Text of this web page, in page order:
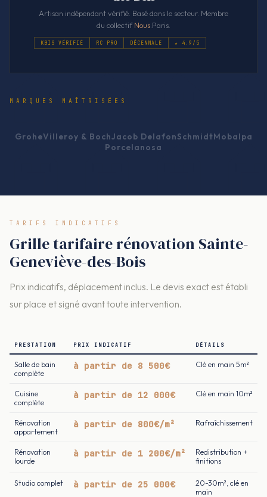
Artisan indépendant vérifié. Basé dans le secteur. Membre
du collectifNous .Paris.
KBIS VÉRIFIÉ RC PRO DÉCENNALE ★ 4.9/5
MARQUES MAÎTRISÉES
GroheVilleroy & BochJacob DelafonSchmidtMobalpa
Porcelanosa
TARIFS INDICATIFS
Grille tarifaire rénovation Sainte-
Geneviève-des-Bois
Prix indicatifs, déplacement inclus. Le devis exact est établi
sur place et signé avant toute intervention.
PRESTATION PRIX INDICATIF DÉTAILS
Salle de bain
complète
à partir de 8 500€ Clé en main 5m²
Cuisine
complète
à partir de 12 000€ Clé en main 10m²
Rénovation
appartement
à partir de 800€/m² Rafraîchissement
Rénovation
lourde
à partir de 1 200€/m²
Redistribution +
finitions
Studio complet à partir de 25 000€
20-30m², clé en
main